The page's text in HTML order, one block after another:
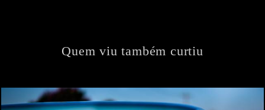
Quem viu também curtiu